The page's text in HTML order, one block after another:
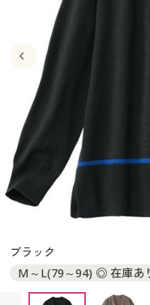
寝具・ベッド
カーテン・ラグ・ファブ
美容・健康・サプリメン
制服・スクールすべて
制服・学生服
ジュニア・ティーンズ下
大きいサイズ
大きいサイズ通販すべて
大きいサイズ レディース
大きいサイズ レディース
大きいサイズ メンズ
大きいサイズ 事務・制
バーゲン
バーゲンセール
シークレットセール
詳細検索
商品カテゴリ一覧
カタログ
カタログ・チラシか
デジタルカタログ
カーテン・ラグ・ファブ
制服・学生服
ジュニア・ティーンズ下
大きいサイズ通販すべて
大きいサイズ レディース
大きいサイズ レディース
大きいサイズ メンズ
大きいサイズ 事務・制服
バーゲン
バーゲンセール
シークレットセール
詳細検索
商品カテゴリ一覧
カタログ
カタログ・チラシか
カタログ無料プレゼ
ブラック
M～L(79～94) ◎ 在庫あ